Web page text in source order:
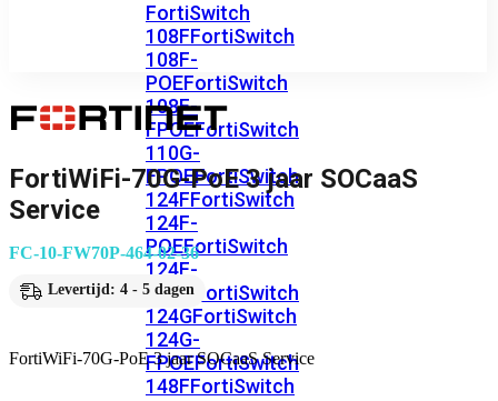
FortiSwitch
108FFortiSwitch
108F-
POEFortiSwitch
108F-
FPOEFortiSwitch
110G-
FPOEFortiSwitch
124FFortiSwitch
124F-
POEFortiSwitch
124F-
FPOE FortiSwitch
124GFortiSwitch
124G-
FPOEFortiSwitch
148FFortiSwitch
FortiWiFi-70G-PoE 3 jaar SOCaaS
Service
FC-10-FW70P-464-02-36
Levertijd: 4 - 5 dagen
FortiWiFi-70G-PoE 3 jaar SOCaaS Service